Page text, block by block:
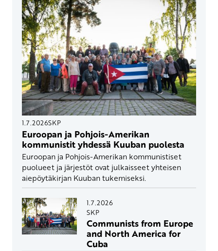
1.7.2026SKP
Euroopan ja Pohjois-Amerikan
kommunistit yhdessä Kuuban puolesta
Euroopan ja Pohjois-Amerikan kommunistiset
puolueet ja järjestöt ovat julkaisseet yhteisen
aiepöytäkirjan Kuuban tukemiseksi.
1.7.2026
SKP
Communists from Europe
and North America for
Cuba